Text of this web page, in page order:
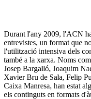
Durant l'any 2009, l'ACN
entrevistes, un format que
l'utilització intensiva dels
també a la xarxa. Noms
Josep Bargalló, Joaquim
Xavier Bru de Sala, Felip
Caixa Manresa, han estat
els continguts en formats